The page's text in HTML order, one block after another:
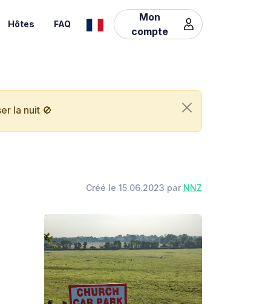
Hôtes FAQ
Mon
compte
la nuit 🚫
Créé le 15.06.2023 par NNZ